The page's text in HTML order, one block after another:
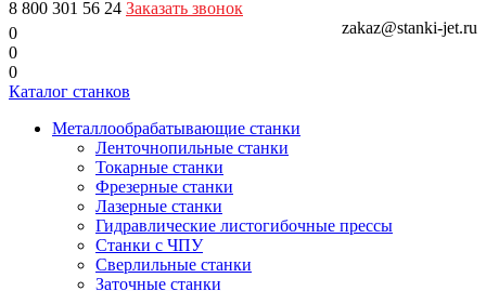
8 800 301 56 24 Заказать звонок
zakaz@stanki-jet.ru
0
0
0
Каталог станков
Металлообрабатывающие станки
Ленточнопильные станки
Токарные станки
Фрезерные станки
Лазерные станки
Гидравлические листогибочные прессы
Станки с ЧПУ
Сверлильные станки
Заточные станки